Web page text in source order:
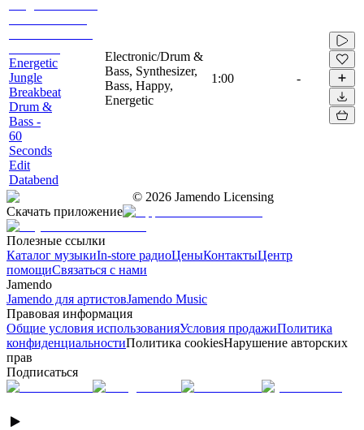
Energetic
Jungle
Breakbeat
Drum &
Bass -
60
Seconds
Edit
Databend
Electronic/Drum &
Bass, Synthesizer,
Bass, Happy,
Energetic
1:00 -
© 2026 Jamendo Licensing
Скачать приложение
Полезные ссылки
Каталог музыкиIn-store радиоЦеныКонтактыЦентр
помощиСвязаться с нами
Jamendo
Jamendo для артистовJamendo Music
Правовая информация
Общие условия использованияУсловия продажиПолитика
конфиденциальностиПолитика cookiesНарушение авторских
прав
Подписаться